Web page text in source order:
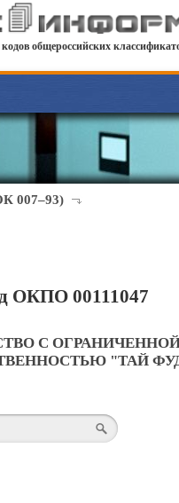
общероссийских
007–93)
ОКПО 00111047
С
"ТАЙ